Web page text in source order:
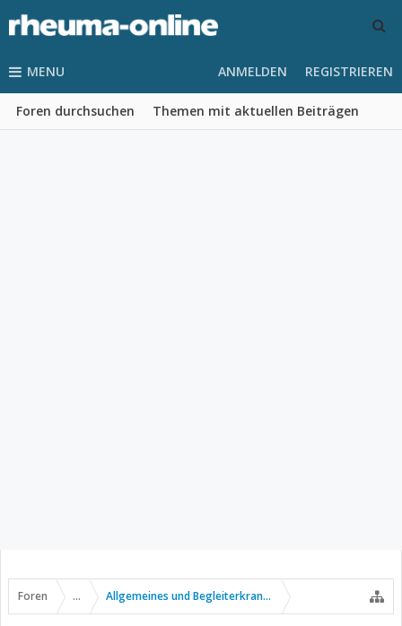
MENU
Foren durchsuchen Themen mit aktuellen Beiträgen
ANMELDEN REGISTRIEREN
Foren ... Allgemeines und Begleiterkrankungen